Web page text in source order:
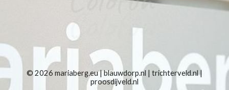
© 2026 mariaberg.eu|blauwdorp.nl | trichterveld.nl|
proosdijveld.nl